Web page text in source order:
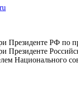
Президенте РФ по
Президенте
Национального